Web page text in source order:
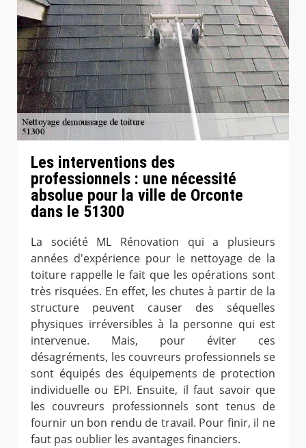
Les interventions des
professionnels : une nécessité
absolue pour la ville de Orconte
dans le 51300
La société ML Rénovation qui a plusieurs
années d'expérience pour le nettoyage de la
toiture rappelle le fait que les opérations sont
très risquées. En effet, les chutes à partir de la
structure peuvent causer des séquelles
physiques irréversibles à la personne qui est
intervenue. Mais, pour éviter ces
désagréments, les couvreurs professionnels se
sont équipés des équipements de protection
individuelle ou EPI. Ensuite, il faut savoir que
les couvreurs professionnels sont tenus de
fournir un bon rendu de travail. Pour finir, il ne
faut pas oublier les avantages financiers.